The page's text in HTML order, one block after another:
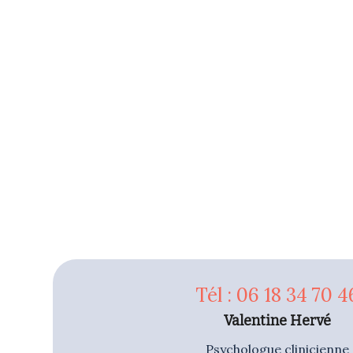
Tél : 06 18 34 70
Valentine Hervé
Psychologue clinicienne